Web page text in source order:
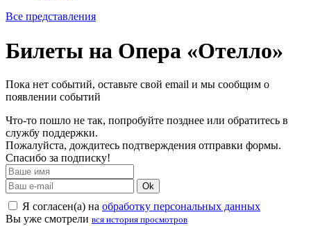
Все представления
Билеты на Опера «Отелло»
Пока нет событий, оставьте свой email и мы сообщим о
появлении событий
Что-то пошло не так, попробуйте позднее или обратитесь в
службу поддержки.
Пожалуйста, дождитесь подтверждения отправки формы.
Спасибо за подписку!
Ok
Я согласен(а) на обработку персональных данных
Вы уже смотрели вся история просмотров